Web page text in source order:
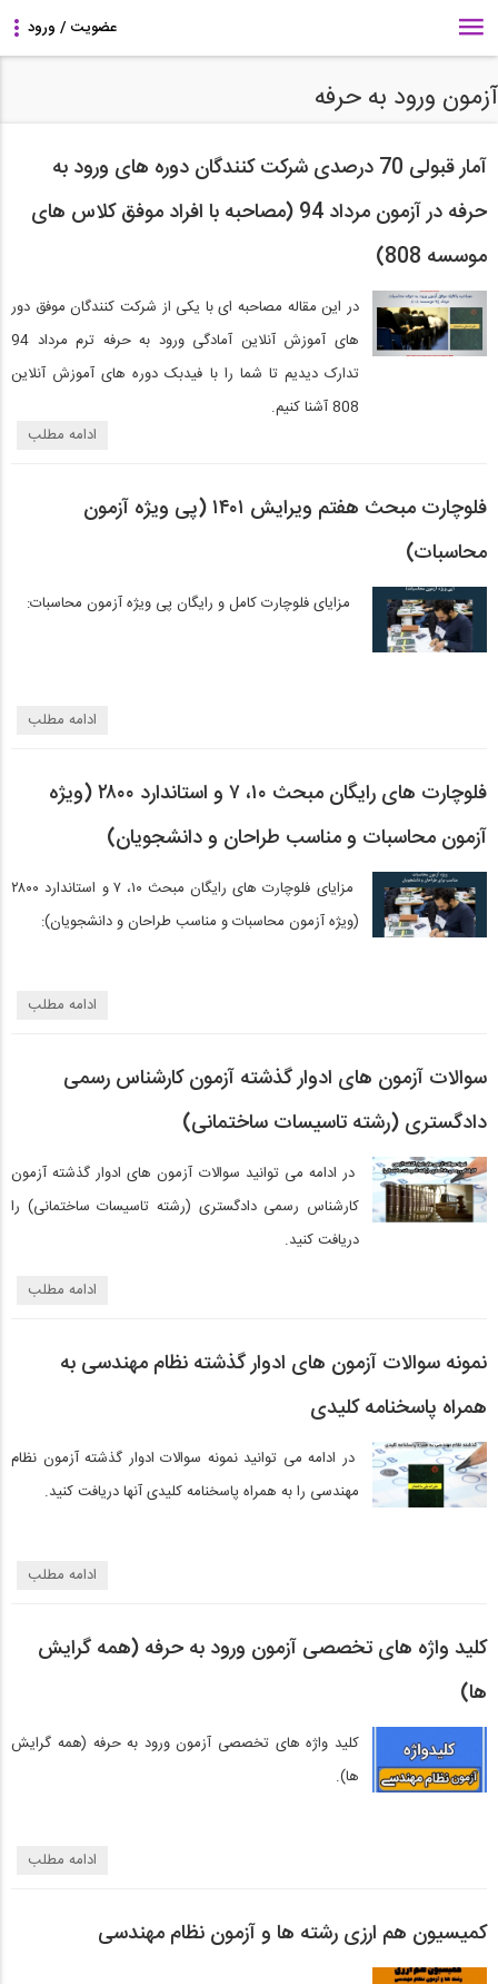
آزمون ورود به حرفه
آمار قبولی 70 درصدی شرکت کنندگان دوره های ورود به
حرفه در آزمون مرداد 94 (مصاحبه با افراد موفق کلاس های
موسسه 808)
در این مقاله مصاحبه ای با یکی از شرکت کنندگان موفق دور
های آموزش آنلاین آمادگی ورود به حرفه ترم مرداد 94
تدارک دیدیم تا شما را با فیدبک دوره های آموزش آنلاین
808 آشنا کنیم.
ادامه مطلب
فلوچارت مبحث هفتم ویرایش ۱۴۰۱ (پی ویژه آزمون
محاسبات)
مزایای فلوچارت کامل و رایگان پی ویژه آزمون محاسبات:
ادامه مطلب
فلوچارت های رایگان مبحث ۱۰، ۷ و استاندارد ۲۸۰۰ (ویژه
آزمون محاسبات و مناسب طراحان و دانشجویان)
مزایای فلوچارت های رایگان مبحث ۱۰، ۷ و استاندارد ۲۸۰۰
(ویژه آزمون محاسبات و مناسب طراحان و دانشجویان):
ادامه مطلب
سوالات آزمون های ادوار گذشته آزمون کارشناس رسمی
دادگستری (رشته تاسیسات ساختمانی)
در ادامه می توانید سوالات آزمون های ادوار گذشته آزمون
کارشناس رسمی دادگستری (رشته تاسیسات ساختمانی) را
دریافت کنید.
ادامه مطلب
نمونه سوالات آزمون های ادوار گذشته نظام مهندسی به
همراه پاسخنامه کلیدی
در ادامه می توانید نمونه سوالات ادوار گذشته آزمون نظام
مهندسی را به همراه پاسخنامه کلیدی آنها دریافت کنید.
ادامه مطلب
کلید واژه های تخصصی آزمون ورود به حرفه (همه گرایش
ها)
کلید واژه های تخصصی آزمون ورود به حرفه (همه گرایش
ها).
ادامه مطلب
کمیسیون هم ارزی رشته ها و آزمون نظام مهندسی